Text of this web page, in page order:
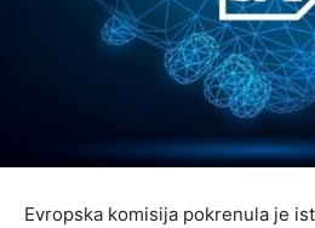
Evropska komisija pokrenula je